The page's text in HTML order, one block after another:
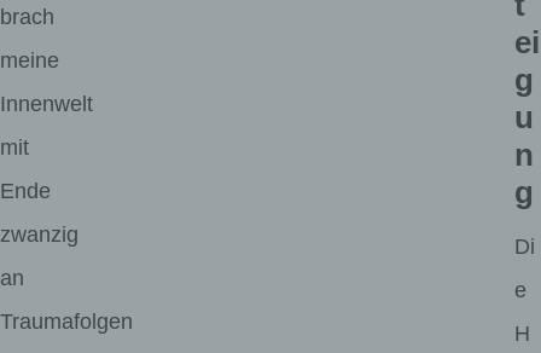
brach
meine
Innenwelt
mit
Ende
zwanzig
an
Traumafolgen
ei
g
u
n
g
Di
e
H